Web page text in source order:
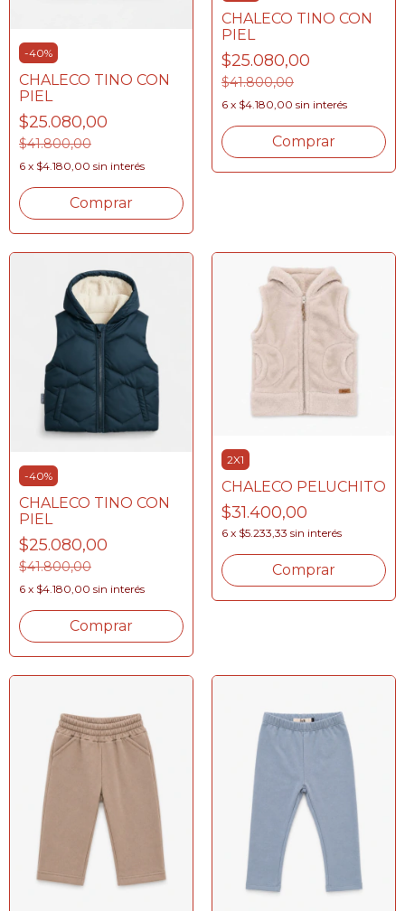
-40%
CHALECO TINO CON
PIEL
$25.080,00
$41.800,00
6 x $4.180,00 sin interés
Comprar
CHALECO TINO CON
PIEL
$25.080,00
$41.800,00
6 x $4.180,00 sin interés
Comprar
-40%
CHALECO TINO CON
PIEL
$25.080,00
$41.800,00
6 x $4.180,00 sin interés
Comprar
2X1
CHALECO PELUCHITO
$31.400,00
6 x $5.233,33 sin interés
Comprar